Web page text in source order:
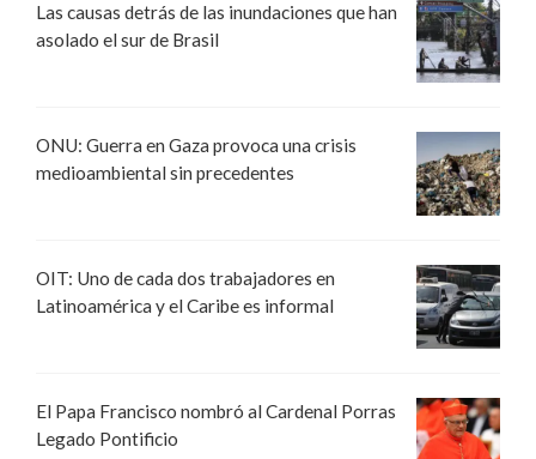
Las causas detrás de las inundaciones que han
asolado el sur de Brasil
ONU: Guerra en Gaza provoca una crisis
medioambiental sin precedentes
OIT: Uno de cada dos trabajadores en
Latinoamérica y el Caribe es informal
El Papa Francisco nombró al Cardenal Porras
Legado Pontificio